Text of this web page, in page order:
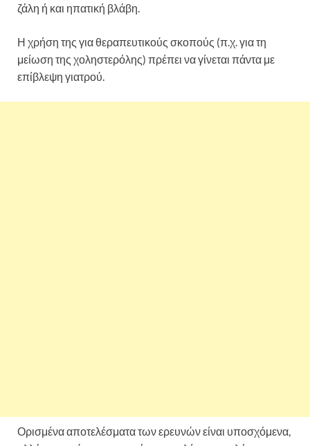
ζάλη ή και ηπατική βλάβη.
Η χρήση της για θεραπευτικούς σκοπούς (π.χ. για τη
μείωση της χοληστερόλης) πρέπει να γίνεται πάντα με
επίβλεψη γιατρού.
Ορισμένα αποτελέσματα των ερευνών είναι υποσχόμενα,